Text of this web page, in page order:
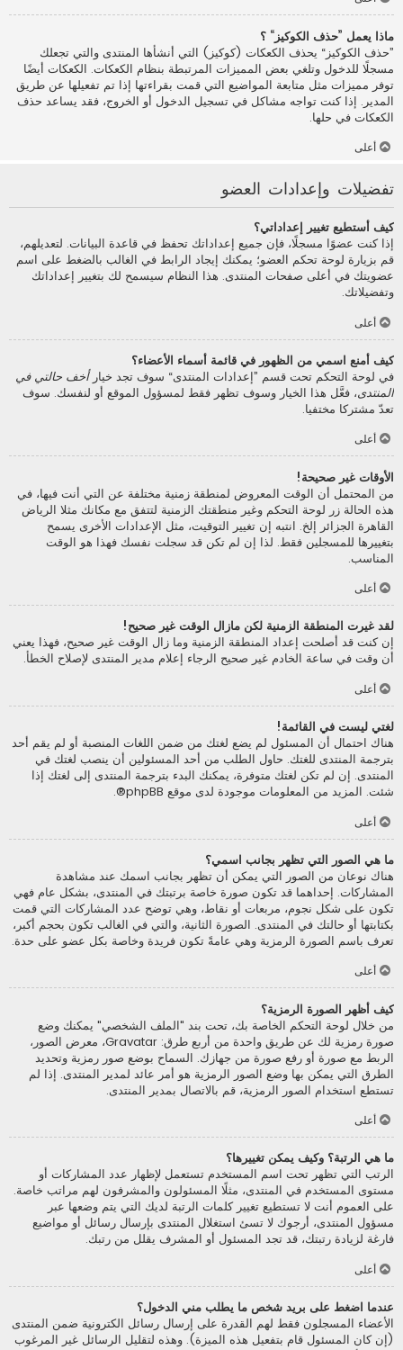
ماذا يعمل ”حذف الكوكيز“ ؟
”حذف الكوكيز“ يحذف الكعكات (كوكيز) التي أنشأها المنتدى والتي تجعلك
مسجلًا للدخول وتلغي بعض المميزات المرتبطة بنظام الكعكات. الكعكات أيضًا
توفر مميزات مثل متابعة المواضيع التي قمت بقراءتها إذا تم تفعيلها عن طريق
المدير. إذا كنت تواجه مشاكل في تسجيل الدخول أو الخروج، فقد يساعد حذف
الكعكات في حلها.
أعلى
تفضيلات وإعدادات العضو
كيف أستطيع تغيير إعداداتي؟
إذا كنت عضوًا مسجلًا، فإن جميع إعداداتك تحفظ في قاعدة البيانات. لتعديلهم،
قم بزيارة لوحة تحكم العضو؛ يمكنك إيجاد الرابط في الغالب بالضغط على اسم
عضويتك في أعلى صفحات المنتدى. هذا النظام سيسمح لك بتغيير إعداداتك
وتفضيلاتك.
أعلى
كيف أمنع اسمي من الظهور في قائمة أسماء الأعضاء؟
في لوحة التحكم تحت قسم ”إعدادات المنتدى“ سوف تجد خيارأخف حالتي في
المنتدى، فعَّل هذا الخيار وسوف تظهر فقط لمسؤول الموقع أو لنفسك. سوف
تعدّ مشتركا مختفيا.
أعلى
الأوقات غير صحيحة!
من المحتمل أن الوقت المعروض لمنطقة زمنية مختلفة عن التي أنت فيها، في
هذه الحالة زر لوحة التحكم وغير منطقتك الزمنية لتتفق مع مكانك مثلا الرياض
القاهرة الجزائر إلخ. انتبه إن تغيير التوقيت، مثل الإعدادات الأخرى يسمح
بتغييرها للمسجلين فقط. لذا إن لم تكن قد سجلت نفسك فهذا هو الوقت
المناسب.
أعلى
لقد غيرت المنطقة الزمنية لكن مازال الوقت غير صحيح!
إن كنت قد أصلحت إعداد المنطقة الزمنية وما زال الوقت غير صحيح، فهذا يعني
أن وقت في ساعة الخادم غير صحيح الرجاء إعلام مدير المنتدى لإصلاح الخطأ.
أعلى
لغتي ليست في القائمة!
هناك احتمال أن المسئول لم يضع لغتك من ضمن اللغات المنصبة أو لم يقم أحد
بترجمة المنتدى للغتك. حاول الطلب من أحد المسئولين أن ينصب لغتك في
المنتدى. إن لم تكن لغتك متوفرة، يمكنك البدء بترجمة المنتدى إلى لغتك إذا
شئت. المزيد من المعلومات موجودة لدى موقع phpBB
®.
أعلى
ما هي الصور التي تظهر بجانب اسمي؟
هناك نوعان من الصور التي يمكن أن تظهر بجانب اسمك عند مشاهدة
المشاركات. إحداهما قد تكون صورة خاصة برتبتك في المنتدى، بشكل عام فهي
تكون على شكل نجوم، مربعات أو نقاط، وهي توضح عدد المشاركات التي قمت
بكتابتها أو حالتك في المنتدى. الصورة الثانية، والتي في الغالب تكون بحجم أكبر،
تعرف باسم الصورة الرمزية وهي عامةً تكون فريدة وخاصة بكل عضو على حدة.
أعلى
كيف أظهر الصورة الرمزية؟
من خلال لوحة التحكم الخاصة بك، تحت بند "الملف الشخصي" يمكنك وضع
صورة رمزية لك عن طريق واحدة من أربع طرق: Gravatar، معرض الصور،
الربط مع صورة أو رفع صورة من جهازك. السماح بوضع صور رمزية وتحديد
الطرق التي يمكن بها وضع الصور الرمزية هو أمر عائد لمدير المنتدى. إذا لم
تستطع استخدام الصور الرمزية، قم بالاتصال بمدير المنتدى.
أعلى
ما هي الرتبة؟ وكيف يمكن تغييرها؟
الرتب التي تظهر تحت اسم المستخدم تستعمل لإظهار عدد المشاركات أو
مستوى المستخدم في المنتدى، مثلًا المسئولون والمشرفون لهم مراتب خاصة.
على العموم أنت لا تستطيع تغيير كلمات الرتبة لديك التي يتم وضعها عبر
مسؤول المنتدى، أرجوك لا تسئ استغلال المنتدى بإرسال رسائل أو مواضيع
فارغة لزيادة رتبتك، قد تجد المسئول أو المشرف يقلل من رتبك.
أعلى
عندما اضغط على بريد شخص ما يطلب مني الدخول؟
الأعضاء المسجلون فقط لهم القدرة على إرسال رسائل الكترونية ضمن المنتدى
(إن كان المسئول قام بتفعيل هذه الميزة). وهذه لتقليل الرسائل غير المرغوب